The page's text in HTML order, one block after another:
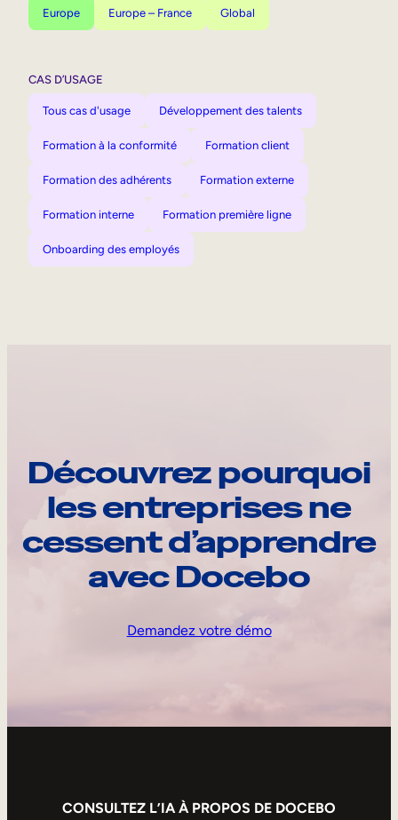
Europe Europe – France Global
CAS D’USAGE
Tous cas d'usage Développement des talents
Formation à la conformité Formation client
Formation des adhérents Formation externe
Formation interne Formation première ligne
Onboarding des employés
Découvrez pourquoi
les entreprises ne
cessent d’apprendre
avec Docebo
Demandez votre démo
CONSULTEZ L’IA À PROPOS DE DOCEBO